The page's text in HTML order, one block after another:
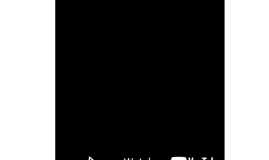
Spider-Man: Zbrusu nový den - Film